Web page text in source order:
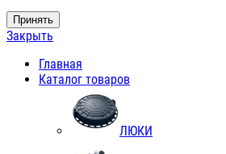
Принять
Закрыть
Главная
Каталог товаров
ЛЮКИ